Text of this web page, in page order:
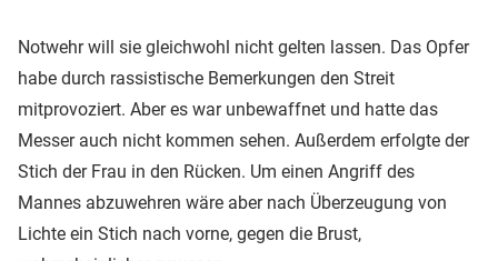
Notwehr will sie gleichwohl nicht gelten lassen. Das Opfer
habe durch rassistische Bemerkungen den Streit
mitprovoziert. Aber es war unbewaffnet und hatte das
Messer auch nicht kommen sehen. Außerdem erfolgte der
Stich der Frau in den Rücken. Um einen Angriff des
Mannes abzuwehren wäre aber nach Überzeugung von
Lichte ein Stich nach vorne, gegen die Brust,